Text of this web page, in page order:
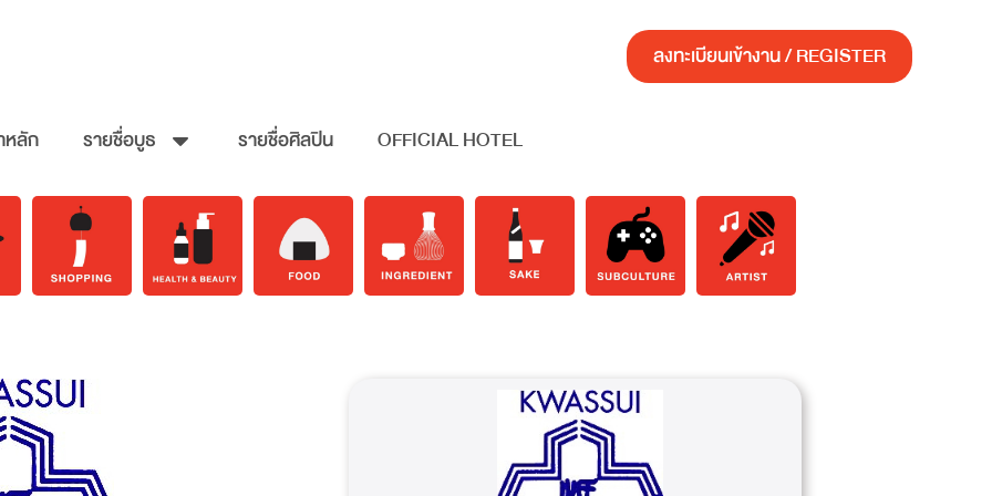
ลงทะเบียนเข้างาน / REGISTER
ลัก รายชื่อบูธ รายชื่อศิลปิน OFFICIAL HOTEL